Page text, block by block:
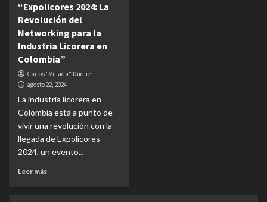
“Expolicores 2024: La
Revolución del
Networking para la
Industria Licorera en
Colombia”
Carlos "Villada" Duque
agosto 22, 2024
La industria licorera en
Colombia está a punto de
vivir una revolución con la
llegada de Expolicores
2024, un evento...
Leer más